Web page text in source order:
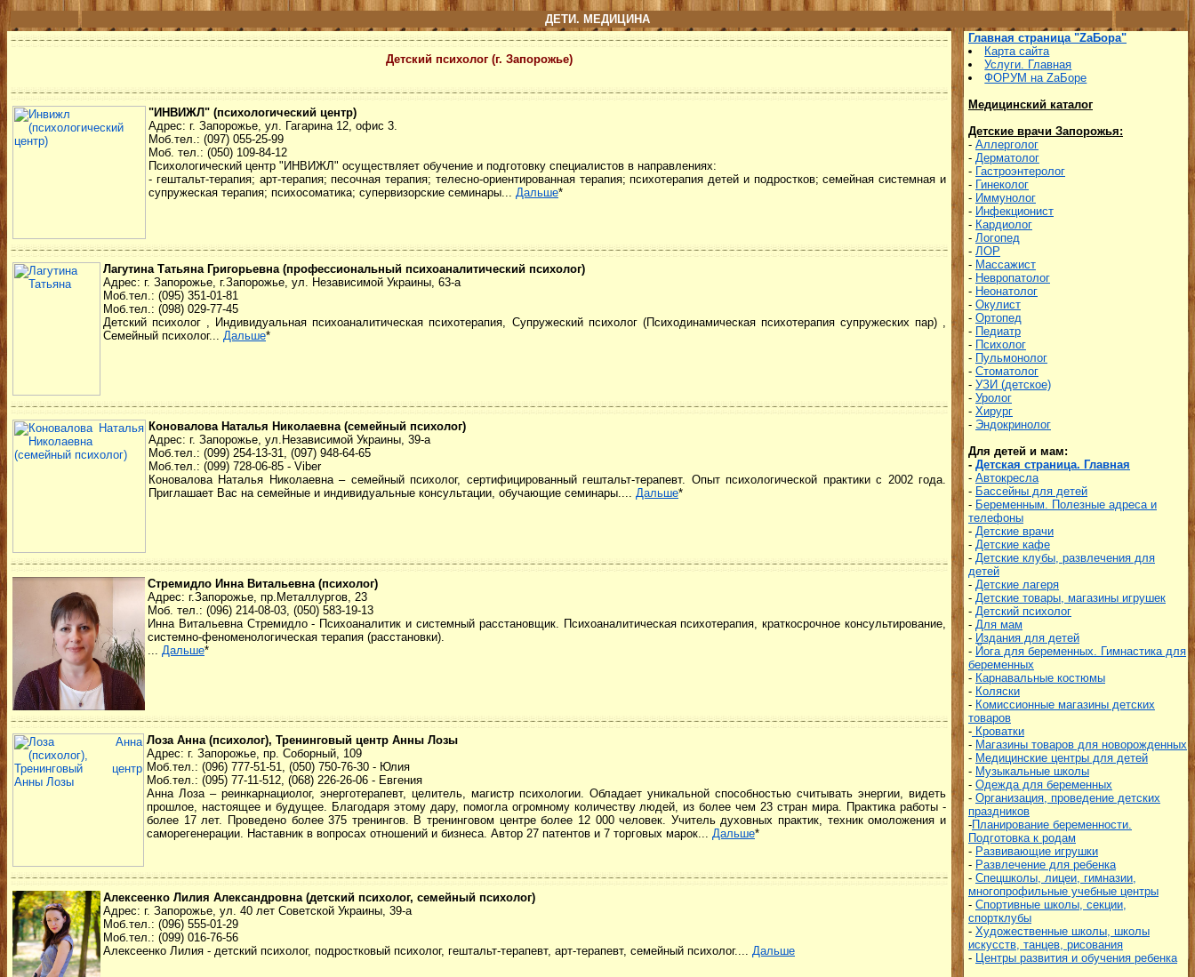
ДЕТИ. МЕДИЦИНА
Детский психолог (г. Запорожье)
"ИНВИЖЛ" (психологический центр)
Адрес: г. Запорожье, ул. Гагарина 12, офис 3.
Моб.тел.: (097) 055-25-99
Моб. тел.: (050) 109-84-12
Психологический центр "ИНВИЖЛ" осуществляет обучение и подготовку специалистов в направлениях:
- гештальт-терапия; арт-терапия; песочная терапия; телесно-ориентированная терапия; психотерапия детей и подростков; семейная системная и
супружеская терапия; психосоматика; супервизорские семинары... Дальше*
Лагутина Татьяна Григорьевна (профессиональный психоаналитический психолог)
Адрес: г. Запорожье, г.Запорожье, ул. Независимой Украины, 63-а
Моб.тел.: (095) 351-01-81
Моб.тел.: (098) 029-77-45
Детский психолог , Индивидуальная психоаналитическая психотерапия, Супружеский психолог (Психодинамическая психотерапия супружеских пар) ,
Семейный психолог... Дальше*
Коновалова Наталья Николаевна (семейный психолог)
Адрес: г. Запорожье, ул.Независимой Украины, 39-а
Моб.тел.: (099) 254-13-31, (097) 948-64-65
Моб.тел.: (099) 728-06-85 - Viber
Коновалова Наталья Николаевна – семейный психолог, сертифицированный гештальт-терапевт. Опыт психологической практики с 2002 года.
Приглашает Вас на семейные и индивидуальные консультации, обучающие семинары.... Дальше*
Стремидло Инна Витальевна (психолог)
Адрес: г.Запорожье, пр.Металлургов, 23
Моб. тел.: (096) 214-08-03, (050) 583-19-13
Инна Витальевна Стремидло - Психоаналитик и системный расстановщик. Психоаналитическая психотерапия, краткосрочное консультирование,
системно-феноменологическая терапия (расстановки).
... Дальше*
Лоза Анна (психолог), Тренинговый центр Анны Лозы
Адрес: г. Запорожье, пр. Соборный, 109
Моб.тел.: (096) 777-51-51, (050) 750-76-30 - Юлия
Моб.тел.: (095) 77-11-512, (068) 226-26-06 - Евгения
Анна Лоза – реинкарнациолог, энерготерапевт, целитель, магистр психологии. Обладает уникальной способностью считывать энергии, видеть
прошлое, настоящее и будущее. Благодаря этому дару, помогла огромному количеству людей, из более чем 23 стран мира. Практика работы -
более 17 лет. Проведено более 375 тренингов. В тренинговом центре более 12 000 человек. Учитель духовных практик, техник омоложения и
саморегенерации. Наставник в вопросах отношений и бизнеса. Автор 27 патентов и 7 торговых марок... Дальше*
Алексеенко Лилия Александровна (детский психолог, семейный психолог)
Адрес: г. Запорожье, ул. 40 лет Советской Украины, 39-а
Моб.тел.: (096) 555-01-29
Моб.тел.: (099) 016-76-56
Алексеенко Лилия - детский психолог, подростковый психолог, гештальт-терапевт, арт-терапевт, семейный психолог.... Дальше
Главная страница "ZаБора"
Карта сайта
Услуги. Главная
ФОРУМ на ZаБоре
Медицинский каталог
Детские врачи Запорожья:
- Аллерголог
- Дерматолог
- Гастроэнтеролог
- Гинеколог
- Иммунолог
- Инфекционист
- Кардиолог
- Логопед
- ЛОР
- Массажист
- Невропатолог
- Неонатолог
- Окулист
- Ортопед
- Педиатр
- Психолог
- Пульмонолог
- Стоматолог
- УЗИ (детское)
- Уролог
- Хирург
- Эндокринолог
Для детей и мам:
- Детская страница. Главная
- Автокресла
- Бассейны для детей
- Беременным. Полезные адреса и
телефоны
- Детские врачи
- Детские кафе
- Детские клубы, развлечения для
детей
- Детские лагеря
- Детские товары, магазины игрушек
- Детский психолог
- Для мам
- Издания для детей
- Йога для беременных. Гимнастика для
беременных
- Карнавальные костюмы
- Коляски
- Комиссионные магазины детских
товаров
- Кроватки
- Магазины товаров для новорожденных
- Медицинские центры для детей
- Музыкальные школы
- Одежда для беременных
- Организация, проведение детских
праздников
-Планирование беременности.
Подготовка к родам
- Развивающие игрушки
- Развлечение для ребенка
- Спецшколы, лицеи, гимназии,
многопрофильные учебные центры
- Спортивные школы, секции,
спортклубы
- Художественные школы, школы
искусств, танцев, рисования
- Центры развития и обучения ребенка